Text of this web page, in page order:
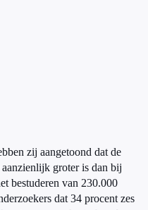
zij aangetoond dat de
groter is dan bij
bestuderen van 230.000
dat 34 procent zes